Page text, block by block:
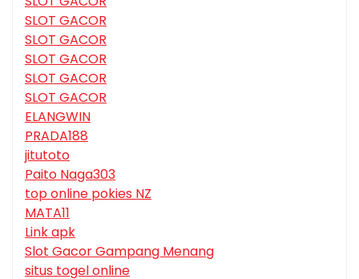
SLOT GACOR
SLOT GACOR
SLOT GACOR
SLOT GACOR
SLOT GACOR
ELANGWIN
PRADA188
jitutoto
Paito Naga303
top online pokies NZ
MATA11
Link apk
Slot Gacor Gampang Menang
situs togel online